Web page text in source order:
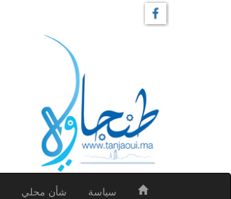
شأن محلي سياسة